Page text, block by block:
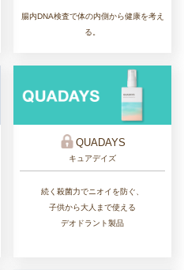
腸内DNA検査で体の内側から健康を考え
る。
QUADAYS
キュアデイズ
続く殺菌力でニオイを防ぐ、
子供から大人まで使える
デオドラント製品